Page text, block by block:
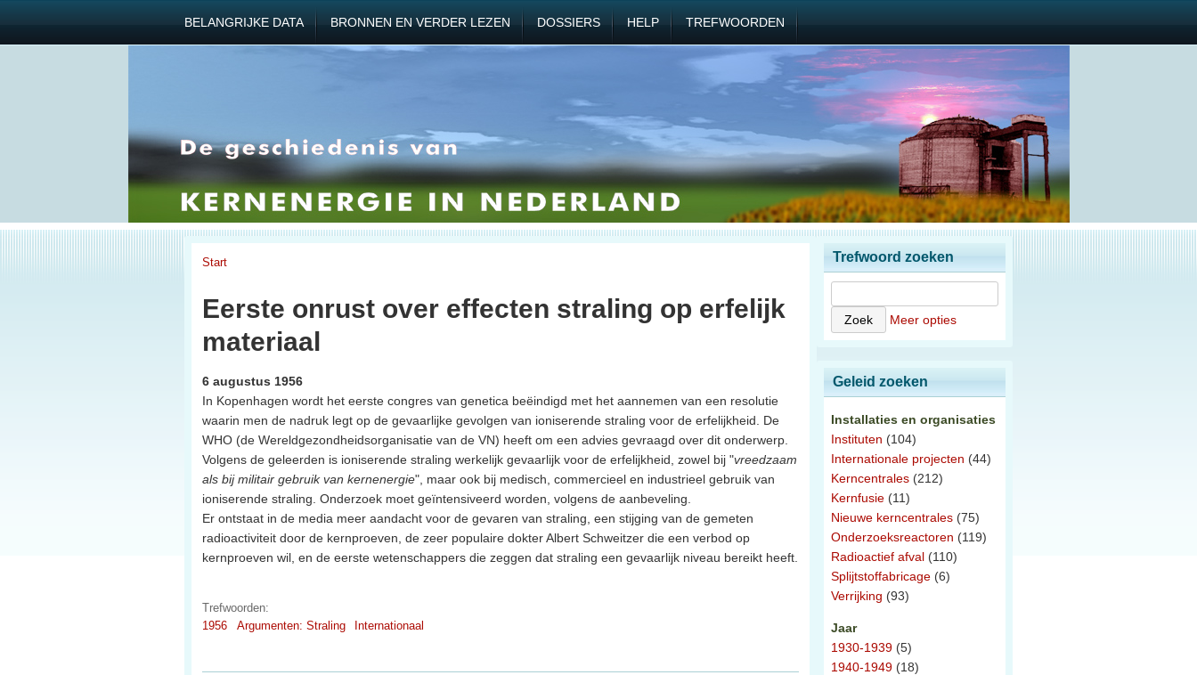
BELANGRIJKE DATA BRONNEN EN VERDER LEZEN DOSSIERS HELP TREFWOORDEN
Start
Eerste onrust over effecten straling op erfelijk
materiaal
6 augustus 1956
In Kopenhagen wordt het eerste congres van genetica beëindigd met het aannemen van een resolutie
waarin men de nadruk legt op de gevaarlijke gevolgen van ioniserende straling voor de erfelijkheid. De
WHO (de Wereldgezondheidsorganisatie van de VN) heeft om een advies gevraagd over dit onderwerp.
Volgens de geleerden is ioniserende straling werkelijk gevaarlijk voor de erfelijkheid, zowel bij "vreedzaam
als bij militair gebruik van kernenergie", maar ook bij medisch, commercieel en industrieel gebruik van
ioniserende straling. Onderzoek moet geïntensiveerd worden, volgens de aanbeveling.
Er ontstaat in de media meer aandacht voor de gevaren van straling, een stijging van de gemeten
radioactiviteit door de kernproeven, de zeer populaire dokter Albert Schweitzer die een verbod op
kernproeven wil, en de eerste wetenschappers die zeggen dat straling een gevaarlijk niveau bereikt heeft.
Trefwoorden:
1956
Argumenten: Straling Internationaal
Trefwoord zoeken
Meer opties
Geleid zoeken
Installaties en organisaties
Instituten (104)
Internationale projecten (44)
Kerncentrales (212)
Kernfusie (11)
Nieuwe kerncentrales (75)
Onderzoeksreactoren (119)
Radioactief afval (110)
Splijtstoffabricage (6)
Verrijking (93)
Jaar
1930-1939 (5)
1940-1949 (18)